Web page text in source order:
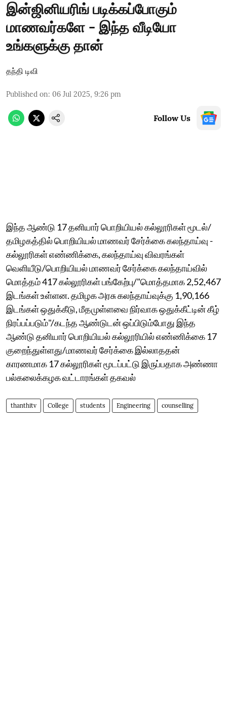
இன்ஜினியரிங் படிக்கப்போகும்
மாணவர்களே - இந்த வீடியோ
உங்களுக்கு தான்
தந்தி டிவி
Published on: 06 Jul 2025, 9:26 pm
Follow Us
இந்த ஆண்டு 17 தனியார் பொறியியல் கல்லூரிகள் மூடல்/
தமிழகத்தில் பொறியியல் மாணவர் சேர்க்கை கலந்தாய்வு -
கல்லூரிகள் எண்ணிக்கை, கலந்தாய்வு விவரங்கள்
வெளியீடு/பொறியியல் மாணவர் சேர்க்கை கலந்தாய்வில்
மொத்தம் 417 கல்லூரிகள் பங்கேற்பு/"மொத்தமாக 2,52,467
இடங்கள் உள்ளன. தமிழக அரசு கலந்தாய்வுக்கு 1,90,166
இடங்கள் ஒதுக்கீடு, மீதமுள்ளவை நிர்வாக ஒதுக்கீட்டின் கீழ்
நிரப்பப்படும்"/கடந்த ஆண்டுடன் ஒப்பிடும்போது இந்த
ஆண்டு தனியார் பொறியியல் கல்லூரியில் எண்ணிக்கை 17
குறைந்துள்ளது/மாணவர் சேர்க்கை இல்லாததன்
காரணமாக 17 கல்லூரிகள் மூடப்பட்டு இருப்பதாக அண்ணா
பல்கலைக்கழக வட்டாரங்கள் தகவல்
thanthitv College students Engineering counselling